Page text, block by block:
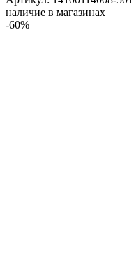
наличие в магазинах
-60%